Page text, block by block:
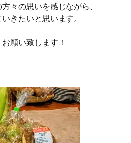
々の思いを感じながら、
きたいと思います。
願い致します！